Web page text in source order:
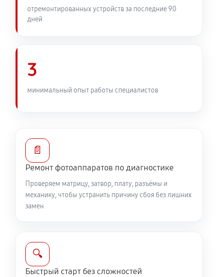
Замена задней панели
Замена диска управления
Юстировка фотоаппарата Canon EOS 2000D
Комплексная чистка фотоаппарата Canon EOS
Программный ремонт фотоаппарата Canon EOS
2000D
отремонтированных устройств за последние 90
дней
3
минимальный опыт работы специалистов
📄
Ремонт фотоаппаратов по диагностике
Проверяем матрицу, затвор, плату, разъёмы и
механику, чтобы устранить причину сбоя без лишних
замен
🔍
Быстрый старт без сложностей